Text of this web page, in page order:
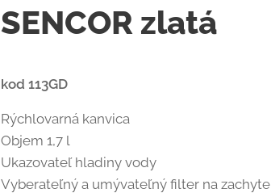
SENCOR zlatá
kod 113GD
Rýchlovarná kanvica
Objem 1,7 l
Ukazovateľ hladiny vody
Vyberateľný a umývateľný filter na